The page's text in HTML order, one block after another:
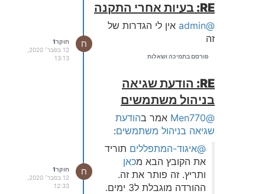
RE: בעיות אחרי התקנה
@admin
אין לי הגדרות של
זה
פורסם בתמיכה ושאלות
ח
חוקר1
13:13
RE: הודעת שגיאה
בניהול משתמשים
@Men770 אמר בהודעת
שגיאה בניהול משתמשים:
@איגוד-המתפללים תוריד
את הקובץ הבא מכאן
ותריץ. זה פותר את זה.
ההורדה מוגבלת ל3 ימים.
ח
חוקר1
12:33